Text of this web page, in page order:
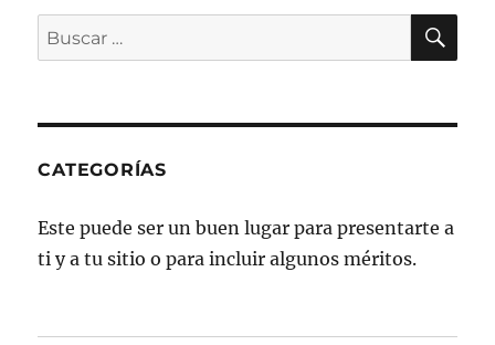
Buscar
por:
CATEGORÍAS
Este puede ser un buen lugar para presentarte a
ti y a tu sitio o para incluir algunos méritos.